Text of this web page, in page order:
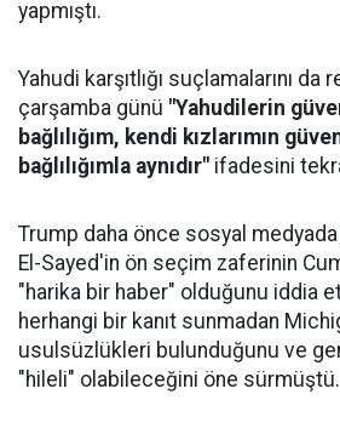
yapmıştı.
Yahudi karşıtlığı suçlamalarını da
çarşamba günü "Yahudilerin
bağlılığım, kendi kızlarımın
bağlılığımla aynıdır" ifadesini
Trump daha önce sosyal medyada
El-Sayed'in ön seçim zaferinin
"harika bir haber" olduğunu iddia
herhangi bir kanıt sunmadan
usulsüzlükleri bulunduğunu ve
"hileli" olabileceğini öne sürmüştü.